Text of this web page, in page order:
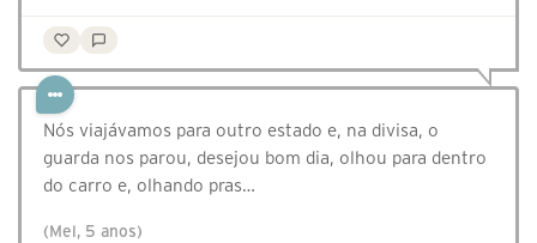
⁣⁣⁣⁣Nós viajávamos para outro estado e, na divisa, o
guarda nos parou, desejou bom dia, olhou para dentro
do carro e, olhando pras…
(Mel, 5 anos)